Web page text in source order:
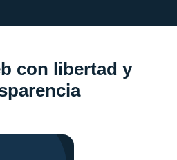
con libertad y